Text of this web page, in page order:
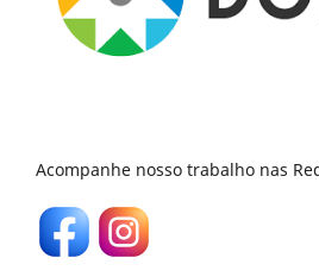
Acompanhe nosso trabalho nas